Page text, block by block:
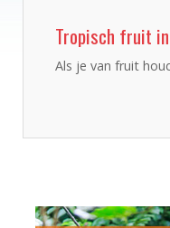
Tropisch fruit
Als je van fruit